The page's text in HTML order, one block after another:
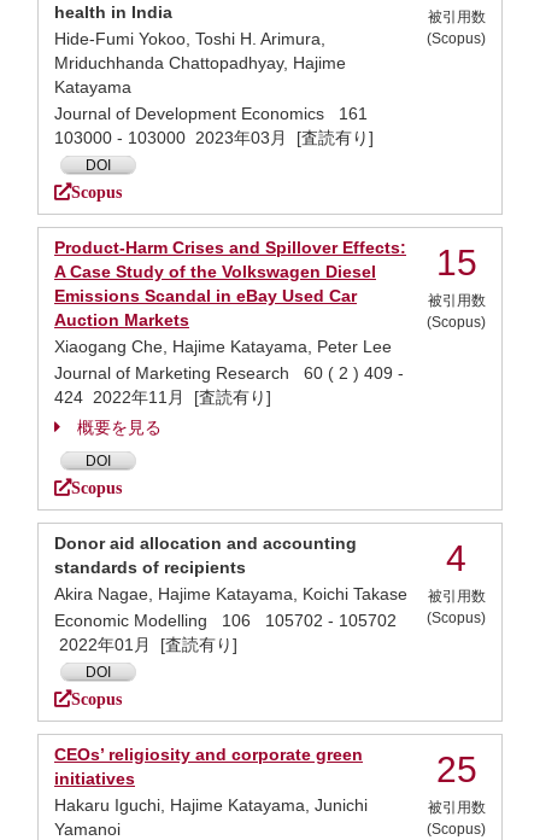
health in India
Hide-Fumi Yokoo, Toshi H. Arimura,
Mriduchhanda Chattopadhyay, Hajime
Katayama
Journal of Development Economics 161
103000 - 103000 2023年03月 [査読有り]
DOI
Scopus
被引用数
(Scopus)
Product-Harm Crises and Spillover Effects:
A Case Study of the Volkswagen Diesel
Emissions Scandal in eBay Used Car
Auction Markets
Xiaogang Che, Hajime Katayama, Peter Lee
Journal of Marketing Research 60 ( 2 ) 409 -
424 2022年11月 [査読有り]
概要を見る
DOI
Scopus
15
被引用数
(Scopus)
Donor aid allocation and accounting
standards of recipients
Akira Nagae, Hajime Katayama, Koichi Takase
Economic Modelling 106 105702 - 105702
2022年01月 [査読有り]
DOI
Scopus
4
被引用数
(Scopus)
CEOs’ religiosity and corporate green
initiatives
Hakaru Iguchi, Hajime Katayama, Junichi
Yamanoi
25
被引用数
(Scopus)